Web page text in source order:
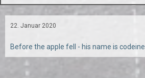
22. Januar 2020
Before the apple fell - his name is codeine